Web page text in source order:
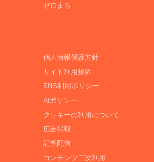
ゼロまる
個人情報保護方針
サイト利用規約
SNS利用ポリシー
AIポリシー
クッキーの利用について
広告掲載
記事配信
コンテンツ二次利用